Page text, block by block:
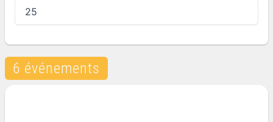
6 événements